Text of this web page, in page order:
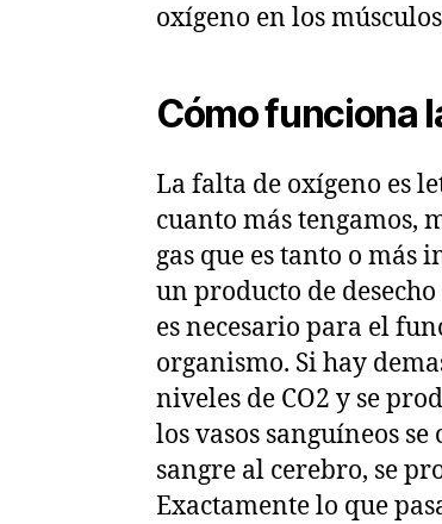
oxígeno en los
Cómo funciona
La falta de oxígeno es
cuanto más tengamos,
gas que es tanto o más
un producto de
es necesario para el
organismo. Si hay
niveles de CO2 y se
los vasos sanguíneos
sangre al cerebro, se
Exactamente lo que